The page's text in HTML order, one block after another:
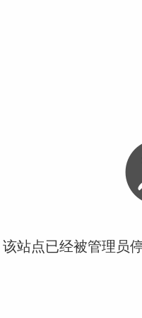
站点已经被管理员